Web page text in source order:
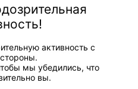
активность с
мы убедились, что
вы.